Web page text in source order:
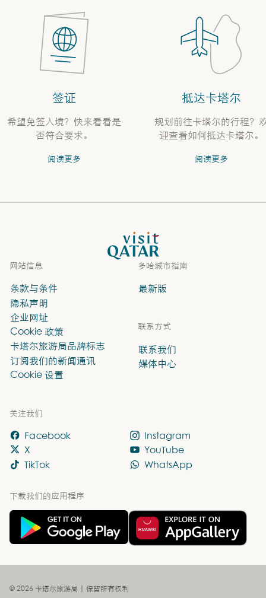
签证
希望免签入境？快来看看是
否符合要求。
阅读更多
抵达卡塔尔
规划前往卡塔尔的行程？
迎查看如何抵达卡塔尔。
阅读更多
VisitQatar 首页
下载我们的应用程序
多哈城市指南
最新版
关注我们
Facebook
Instagram
X
YouTube
TikTok
WhatsApp
联系方式
联系我们
媒体中心
网站信息
条款与条件
隐私声明
企业网址
Cookie 政策
卡塔尔旅游局品牌标志
订阅我们的新闻通讯
Cookie 设置
© 2026 卡塔尔旅游局 | 保留所有权利